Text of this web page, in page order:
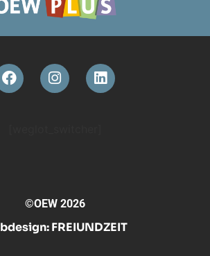
©OEW 2026
FREIUNDZEIT